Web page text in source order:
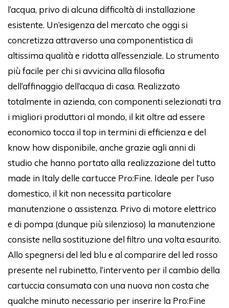
l’acqua, privo di alcuna difficoltà di installazione
esistente. Un’esigenza del mercato che oggi si
concretizza attraverso una componentistica di
altissima qualità e ridotta all’essenziale. Lo strumento
più facile per chi si avvicina alla filosofia
dell’affinaggio dell’acqua di casa. Realizzato
totalmente in azienda, con componenti selezionati tra
i migliori produttori al mondo, il kit oltre ad essere
economico tocca il top in termini di efficienza e del
know how disponibile, anche grazie agli anni di
studio che hanno portato alla realizzazione del tutto
made in Italy delle cartucce Pro:Fine. Ideale per l’uso
domestico, il kit non necessita particolare
manutenzione o assistenza. Privo di motore elettrico
e di pompa (dunque più silenzioso) la manutenzione
consiste nella sostituzione del filtro una volta esaurito.
Allo spegnersi del led blu e al comparire del led rosso
presente nel rubinetto, l’intervento per il cambio della
cartuccia consumata con una nuova non costa che
qualche minuto necessario per inserire la Pro:Fine